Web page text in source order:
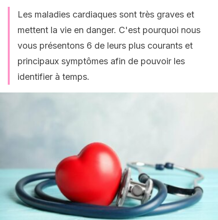
Les maladies cardiaques sont très graves et
mettent la vie en danger. C'est pourquoi nous
vous présentons 6 de leurs plus courants et
principaux symptômes afin de pouvoir les
identifier à temps.